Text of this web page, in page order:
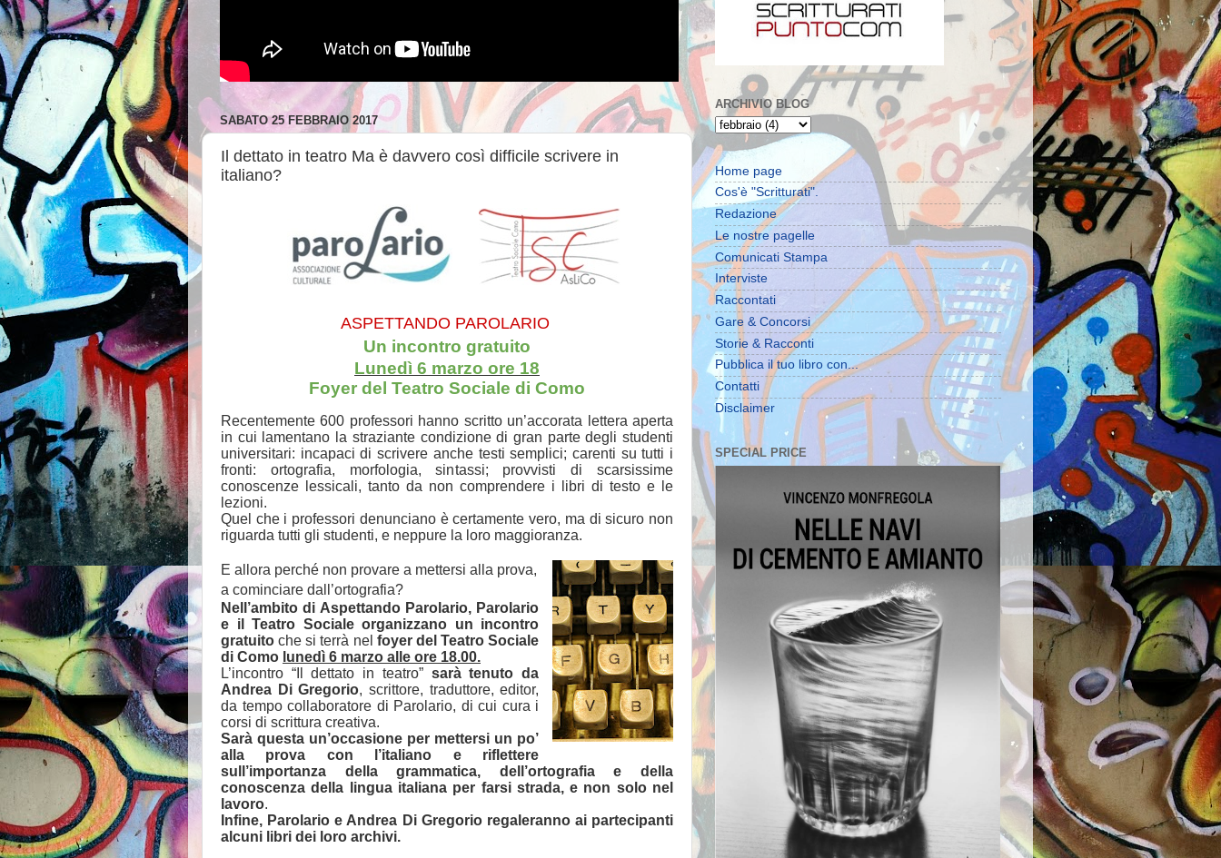
SABATO 25 FEBBRAIO 2017
Il dettato in teatro Ma è davvero così difficile scrivere in
italiano?
ASPETTANDO PAROLARIO
Un incontro gratuito
Lunedì 6 marzo ore 18
Foyer del Teatro Sociale di Como
Recentemente 600 professori hanno scritto un’accorata lettera aperta
in cui lamentano la straziante condizione di gran parte degli studenti
universitari: incapaci di scrivere anche testi semplici; carenti su tutti i
fronti: ortografia, morfologia, sintassi; provvisti di scarsissime
conoscenze lessicali, tanto da non comprendere i libri di testo e le
lezioni.
Quel che i professori denunciano è certamente vero, ma di sicuro non
riguarda tutti gli studenti, e neppure la loro maggioranza.
E allora perché non provare a mettersi alla prova,
a cominciare dall’ortografia?
Nell’ambito di Aspettando Parolario, Parolario
e il Teatro Sociale organizzano un incontro
gratuito che si terrà nel foyer del Teatro Sociale
di Como lunedì 6 marzo alle ore 18.00.
L’incontro “Il dettato in teatro” sarà tenuto da
Andrea Di Gregorio, scrittore, traduttore, editor,
da tempo collaboratore di Parolario, di cui cura i
corsi di scrittura creativa.
Sarà questa un’occasione per mettersi un po’
alla prova con l’italiano e riflettere
sull’importanza della grammatica, dell’ortografia e della
conoscenza della lingua italiana per farsi strada, e non solo nel
lavoro.
Infine, Parolario e Andrea Di Gregorio regaleranno ai partecipanti
alcuni libri dei loro archivi.
ARCHIVIO BLOG
Home page
Cos'è "Scritturati".
Redazione
Le nostre pagelle
Comunicati Stampa
Interviste
Raccontati
Gare & Concorsi
Storie & Racconti
Pubblica il tuo libro con...
Contatti
Disclaimer
SPECIAL PRICE